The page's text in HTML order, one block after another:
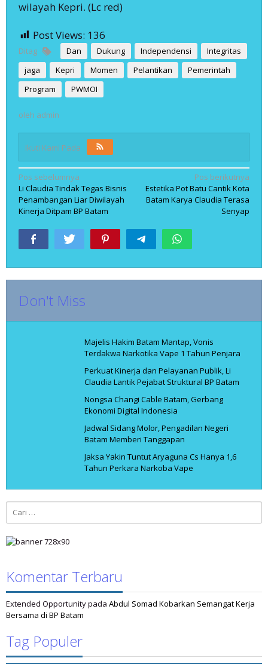
wilayah Kepri. (Lc red)
Post Views: 136
Ditag Dan Dukung Independensi
Integritas
jaga
Kepri Momen Pelantikan
Pemerintah
Program
PWMOI
oleh admin
Ikuti Kami Pada
Navigasi
pos
Pos sebelumnya
Li Claudia Tindak Tegas Bisnis
Penambangan Liar Diwilayah
Kinerja Ditpam BP Batam
Pos berikutnya
Estetika Pot Batu Cantik Kota
Batam Karya Claudia Terasa
Senyap
Don't Miss
Majelis Hakim Batam Mantap, Vonis
Terdakwa Narkotika Vape 1 Tahun Penjara
Perkuat Kinerja dan Pelayanan Publik, Li
Claudia Lantik Pejabat Struktural BP Batam
Nongsa Changi Cable Batam, Gerbang
Ekonomi Digital Indonesia
Jadwal Sidang Molor, Pengadilan Negeri
Batam Memberi Tanggapan
Jaksa Yakin Tuntut Aryaguna Cs Hanya 1,6
Tahun Perkara Narkoba Vape
Cari
untuk:
Komentar Terbaru
Extended Opportunitypada Abdul Somad Kobarkan Semangat Kerja
Bersama di BP Batam
Tag Populer